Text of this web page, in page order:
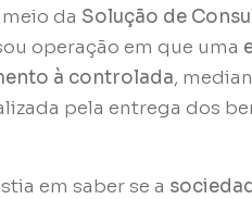
da Solução de
operação em que uma
à controlada,
pela entrega dos
em saber se a